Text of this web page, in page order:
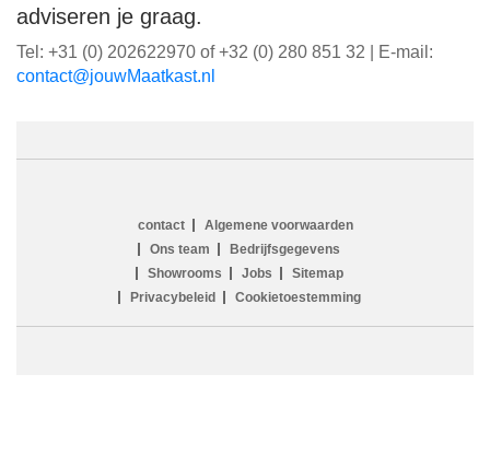
adviseren je graag.
Tel: +31 (0) 202622970 of +32 (0) 280 851 32 | E-mail:
ln.tsaktaaMwuoj@tcatnoc
contact
Algemene voorwaarden
Ons team
Bedrijfsgegevens
Showrooms
Jobs
Sitemap
Privacybeleid
Cookietoestemming